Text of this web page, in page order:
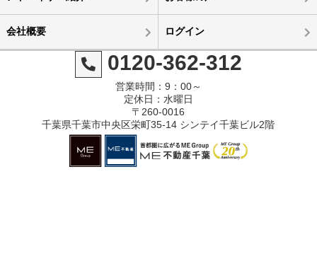
会社概要 ログイン
0120-362-312
営業時間：9：00～
定休日：水曜日
〒260-0016
千葉県千葉市中央区栄町35-14 シンテイ千葉ビル2階